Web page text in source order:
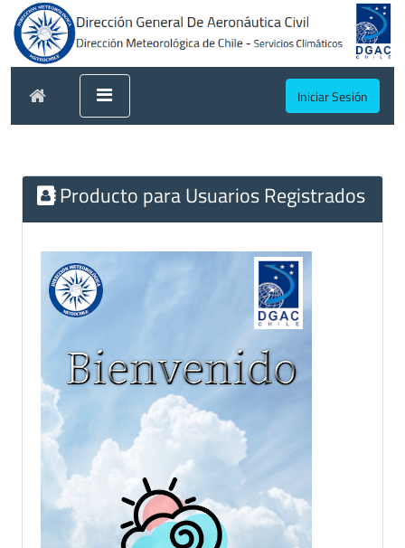
Iniciar Sesión
Producto para Usuarios Registrados